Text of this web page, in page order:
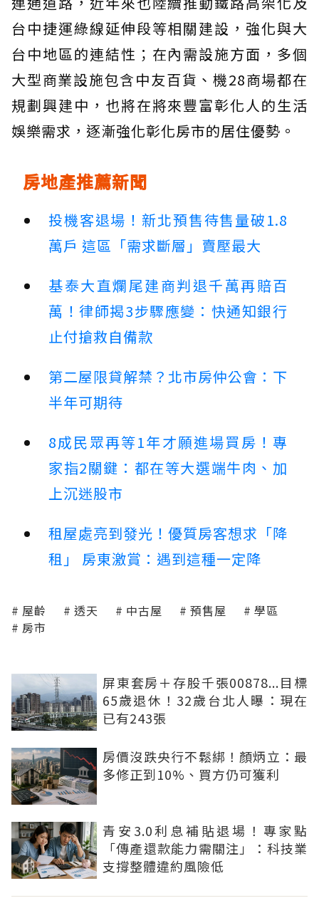
台中捷運綠線延伸段等相關建設，強化與大
台中地區的連結性；在內需設施方面，多個
大型商業設施包含中友百貨、機28商場都在
規劃興建中，也將在將來豐富彰化人的生活
娛樂需求，逐漸強化彰化房市的居住優勢。
房地產推薦新聞
投機客退場！新北預售待售量破1.8
萬戶 這區「需求斷層」賣壓最大
基泰大直爛尾建商判退千萬再賠百
萬！律師揭3步驟應變：快通知銀行
止付搶救自備款
第二屋限貸解禁？北市房仲公會：下
半年可期待
8成民眾再等1年才願進場買房！專
家指2關鍵：都在等大選端牛肉、加
上沉迷股市
租屋處亮到發光！優質房客想求「降
租」 房東激賞：遇到這種一定降
屋齡 透天 中古屋 預售屋
學區
房市
屏東套房＋存股千張00878...目標
65歲退休！32歲台北人曝：現在
已有243張
房價沒跌央行不鬆綁！顏炳立：最
多修正到10%、買方仍可獲利
青安3.0利息補貼退場！專家點
「傳產還款能力需關注」：科技業
支撐整體違約風險低